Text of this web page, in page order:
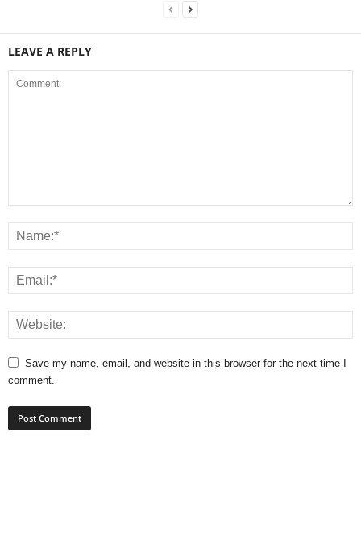
LEAVE A REPLY
Save my name, email, and website in this browser for the next time I
comment.